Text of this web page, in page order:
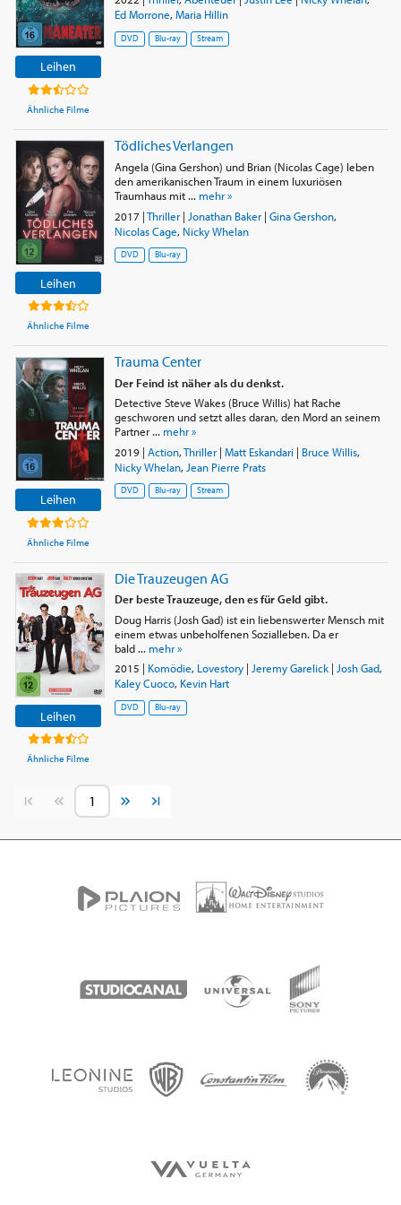
Leihen
Ähnliche Filme
Ed Morrone, Maria Hillin
DVD Blu-ray Stream
Leihen
Ähnliche Filme
Tödliches Verlangen
Angela (Gina Gershon) und Brian (Nicolas Cage) leben
den amerikanischen Traum in einem luxuriösen
Traumhaus mit ... mehr »
2017 |Thriller| Jonathan Baker| Gina Gershon,
Nicolas Cage, Nicky Whelan
DVD Blu-ray
Leihen
Ähnliche Filme
Trauma Center
Der Feind ist näher als du denkst.
Detective Steve Wakes (Bruce Willis) hat Rache
geschworen und setzt alles daran, den Mord an seinem
Partner ... mehr »
2019| Action,Thriller| Matt Eskandari| Bruce Willis,
Nicky Whelan, Jean Pierre Prats
DVD Blu-ray Stream
Leihen
Ähnliche Filme
Die Trauzeugen AG
Der beste Trauzeuge, den es für Geld gibt.
Doug Harris (Josh Gad) ist ein liebenswerter Mensch mit
einem etwas unbeholfenen Sozialleben. Da er
bald ... mehr »
2015 | Komödie, Lovestory| Jeremy Garelick| Josh Gad,
Kaley Cuoco, Kevin Hart
DVD Blu-ray
Vorherige SeiteNächste Seite